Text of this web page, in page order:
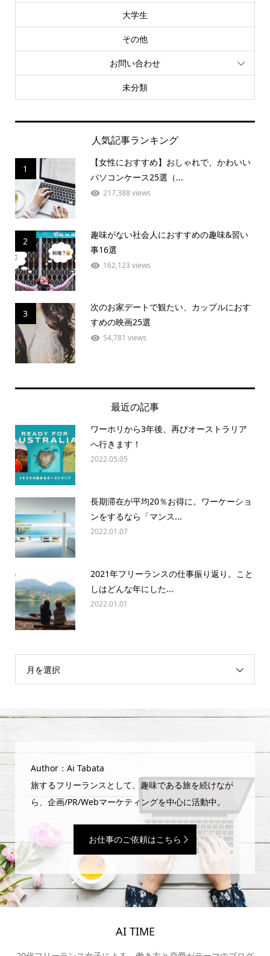
大学生
その他
お問い合わせ
未分類
人気記事ランキング
1
【女性におすすめ】おしゃれで、かわいい
パソコンケース25選（...
217,388 views
2
趣味がない社会人におすすめの趣味&習い
事16選
162,123 views
3
次のお家デートで観たい、カップルにおす
すめの映画25選
54,781 views
最近の記事
ワーホリから3年後、再びオーストラリア
へ行きます！
2022.05.05
長期滞在が平均20％お得に。ワーケーショ
ンをするなら「マンス...
2022.01.07
2021年フリーランスの仕事振り返り。こと
しはどんな年にした...
2022.01.01
月を選択
Author：Ai Tabata
旅するフリーランスとして、趣味である旅を続けなが
ら、企画/PR/Webマーケティングを中心に活動中。
お仕事のご依頼はこちら
AI TIME